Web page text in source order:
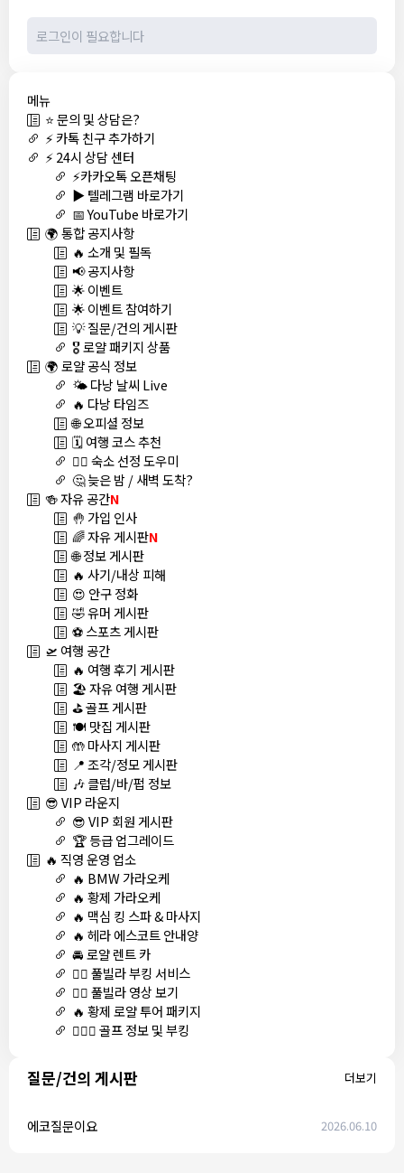
메뉴
⭐ 문의 및 상담은?
⚡ 카톡 친구 추가하기
⚡ 24시 상담 센터
⚡카카오톡 오픈채팅
▶️ 텔레그램 바로가기
📅 YouTube 바로가기
🌍 통합 공지사항
🔥 소개 및 필독
📢 공지사항
🌟 이벤트
🌟 이벤트 참여하기
💡 질문/건의 게시판
🎖️ 로얄 패키지 상품
🌍 로얄 공식 정보
🌤️ 다낭 날씨 Live
🔥 다낭 타임즈
🌐 오피셜 정보
🗓️ 여행 코스 추천
🏊‍♀️ 숙소 선정 도우미
🤔 늦은 밤 / 새벽 도착?
🍻 자유 공간N
🤚 가입 인사
🌈 자유 게시판N
🌐 정보 게시판
🔥 사기/내상 피해
😍 안구 정화
🤣 유머 게시판
⚽ 스포츠 게시판
🛫 여행 공간
🔥 여행 후기 게시판
🏖️ 자유 여행 게시판
⛳ 골프 게시판
🍽️ 맛집 게시판
🤲 마사지 게시판
📍 조각/정모 게시판
🎶 클럽/바/펍 정보
😎 VIP 라운지
😎 VIP 회원 게시판
🏆 등급 업그레이드
🔥 직영 운영 업소
🔥 BMW 가라오케
🔥 황제 가라오케
🔥 맥심 킹 스파 & 마사지
🔥 헤라 에스코트 안내양
🚘 로얄 렌트 카
🏊‍♀️ 풀빌라 부킹 서비스
🏊‍♀️ 풀빌라 영상 보기
🔥 황제 로얄 투어 패키지
🏌🏻‍♂️ 골프 정보 및 부킹
질문/건의 게시판 더보기
에코질문이요 2026.06.10